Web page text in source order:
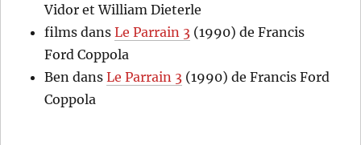
Vidor et William Dieterle
films dansLe Parrain 3 (1990) de Francis
Ford Coppola
Ben dansLe Parrain 3 (1990) de Francis Ford
Coppola